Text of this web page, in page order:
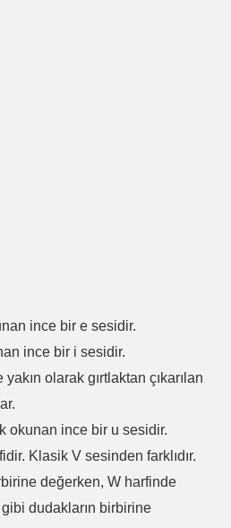
ince bir e sesidir.
ince bir i sesidir.
yakın olarak gırtlaktan çıkarılan
okunan ince bir u sesidir.
Klasik V sesinden farklıdır.
değerken, W harfinde
dudakların birbirine